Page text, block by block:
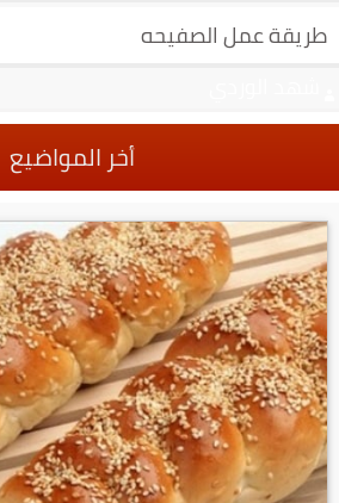
طريقة عمل الصفيحه
أخر المواضيع